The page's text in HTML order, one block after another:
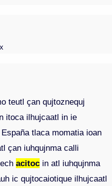
teutl çan qujtoznequj
itoca ilhujcaatl in ie
tlaca momatia ioan
çan iuhqujnma calli
acitoc in atl iuhqujnma
ic qujtocaiotique ilhujcaatl